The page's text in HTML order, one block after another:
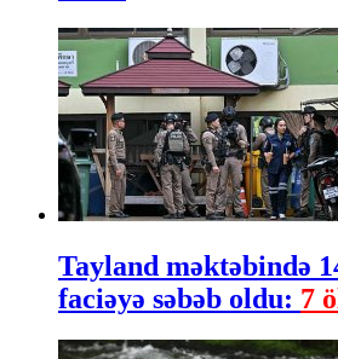
Tayland məktəbində
faciəyə səbəb oldu: 7